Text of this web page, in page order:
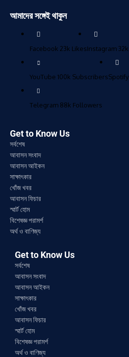
আমাদের সঙ্গেই থাকুন
Facebook 23k LikesInstagram 32k
YouTube 100k SubscribersSpotify
Telegram 88k Followers
Get to Know Us
সর্বশেষ
আবাসন সংবাদ
আবাসন আইকন
সাক্ষাৎকার
খোঁজ খবর
আবাসন ফিচার
স্মার্ট হোম
বিশেষজ্ঞ পরামর্শ
অর্থ ও বাণিজ্য
Get to Know Us
সর্বশেষ
আবাসন সংবাদ
আবাসন আইকন
সাক্ষাৎকার
খোঁজ খবর
আবাসন ফিচার
স্মার্ট হোম
বিশেষজ্ঞ পরামর্শ
অর্থ ও বাণিজ্য